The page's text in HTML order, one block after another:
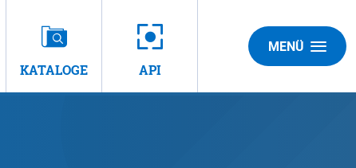
KATALOGE API
MENÜ